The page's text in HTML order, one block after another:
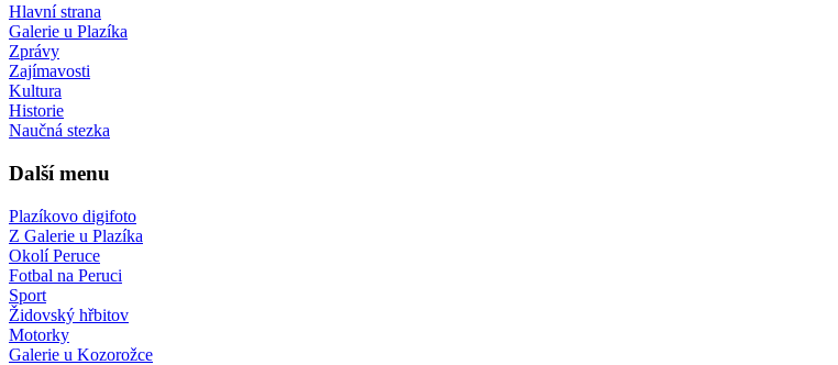
Hlavní strana
Galerie u Plazíka
Zprávy
Zajímavosti
Kultura
Historie
Naučná stezka
Další menu
Plazíkovo digifoto
Z Galerie u Plazíka
Okolí Peruce
Fotbal na Peruci
Sport
Židovský hřbitov
Motorky
Galerie u Kozorožce